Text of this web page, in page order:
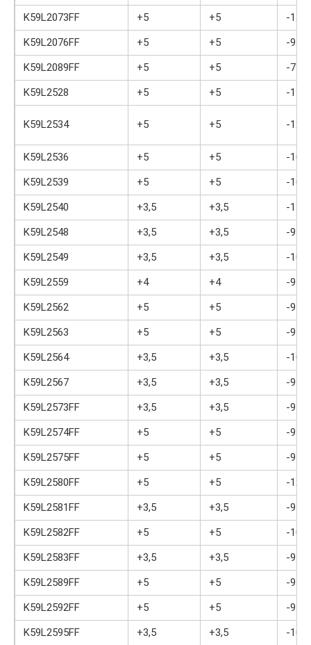
K59L2073FF
+5 +5
-12
K59L2076FF
+5 +5
-9
K59L2089FF
+5 +5
-7
K59L2528
+5 +5 -11
K59L2534 +5 +5 -12
K59L2536 +5 +5
-10
K59L2539
+5 +5
-10
K59L2540
+3,5 +3,5
-12
K59L2548
+3,5 +3,5
-9
K59L2549
+3,5 +3,5
-10
K59L2559
+4 +4
-9
K59L2562
+5 +5
-9
K59L2563
+5 +5
-9
K59L2564
+3,5 +3,5
-10
K59L2567
+3,5 +3,5
-9
K59L2573FF
+3,5 +3,5
-9
K59L2574FF
+5 +5
-9
K59L2575FF
+5 +5
-9
K59L2580FF
+5 +5
-12
K59L2581FF
+3,5 +3,5
-9
K59L2582FF
+5 +5
-10
K59L2583FF
+3,5 +3,5
-9
K59L2589FF
+5 +5
-9
K59L2592FF
+5 +5
-9
K59L2595FF
+3,5 +3,5
-10